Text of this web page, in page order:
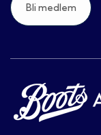
Bli medlem